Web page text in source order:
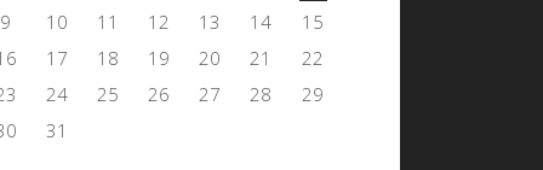
9
10 11 12 13 14
15
17 18 19 20 21
22
24 25 26 27 28
29
31